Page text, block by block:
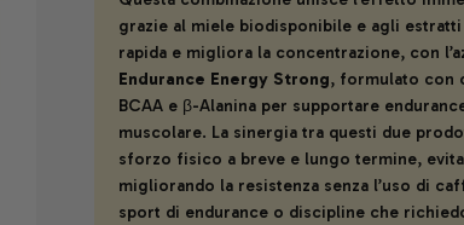
grazie al miele biodisponibile e agli
rapida e migliora la concentrazione, con
Endurance Energy Strong, formulato con
BCAA e β-Alanina per supportare
muscolare. La sinergia tra questi due
sforzo fisico a breve e lungo termine,
migliorando la resistenza senza l’uso di
sport di endurance o discipline che